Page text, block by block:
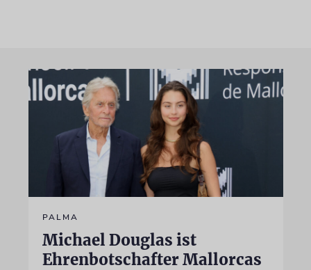
PALMA
Michael Douglas ist
Ehrenbotschafter Mallorcas